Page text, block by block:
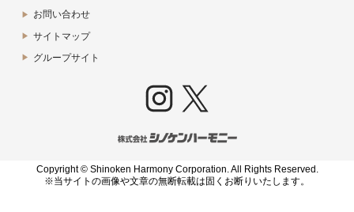
お問い合わせ
サイトマップ
グループサイト
Instagram
X
Copyright © Shinoken Harmony Corporation. All Rights Reserved.
※当サイトの画像や文章の無断転載は固くお断りいたします。